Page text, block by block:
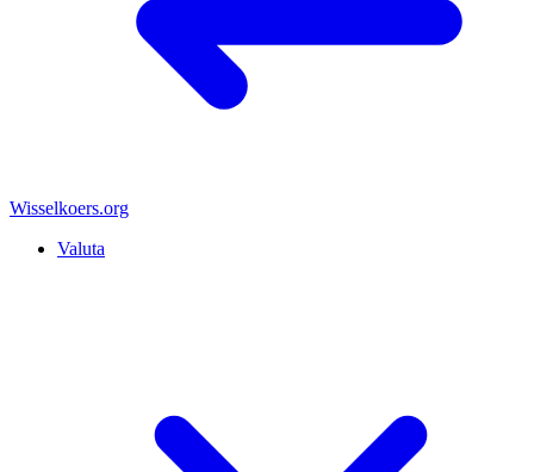
Wisselkoers.org
Valuta